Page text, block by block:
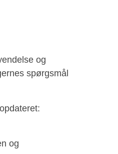
og
spørgsmål
og